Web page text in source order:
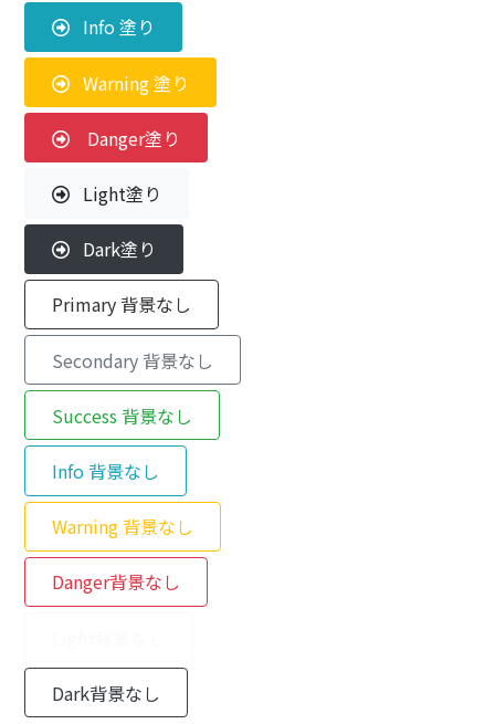
Info 塗り
Warning 塗り
Danger塗り
Light塗り
Dark塗り
Primary 背景なし
Secondary 背景なし
Success 背景なし
Info 背景なし
Warning 背景なし
Danger背景なし
Dark背景なし